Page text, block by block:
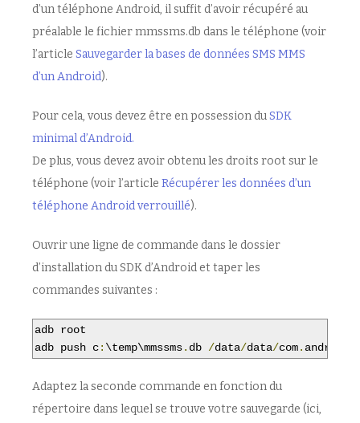
d’un téléphone Android, il suffit d’avoir récupéré au
préalable le fichier mmssms.db dans le téléphone (voir
l’article Sauvegarder la bases de données SMS MMS
d’un Android).
Pour cela, vous devez être en possession duSDK
minimal d’Android.
De plus, vous devez avoir obtenu les droits root sur le
téléphone (voir l’article Récupérer les données d’un
téléphone Android verrouillé).
Ouvrir une ligne de commande dans le dossier
d’installation du SDK d’Android et taper les
commandes suivantes :
adb root
adb push c: \temp\mmssms. db /data/data/com. android
Adaptez la seconde commande en fonction du
répertoire dans lequel se trouve votre sauvegarde (ici,